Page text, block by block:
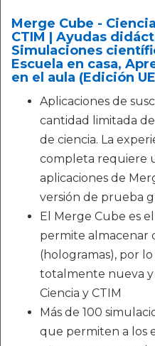
Merge Cube -
CTIM | Ayudas
Simulaciones
Escuela en casa,
en el aula (Edición
Aplicaciones de
cantidad limitada
de ciencia. La
completa requiere
aplicaciones de
versión de prueba
El Merge Cube es
permite almacenar
(hologramas), por
totalmente nueva
Ciencia y CTIM
Más de 100
que permiten a los